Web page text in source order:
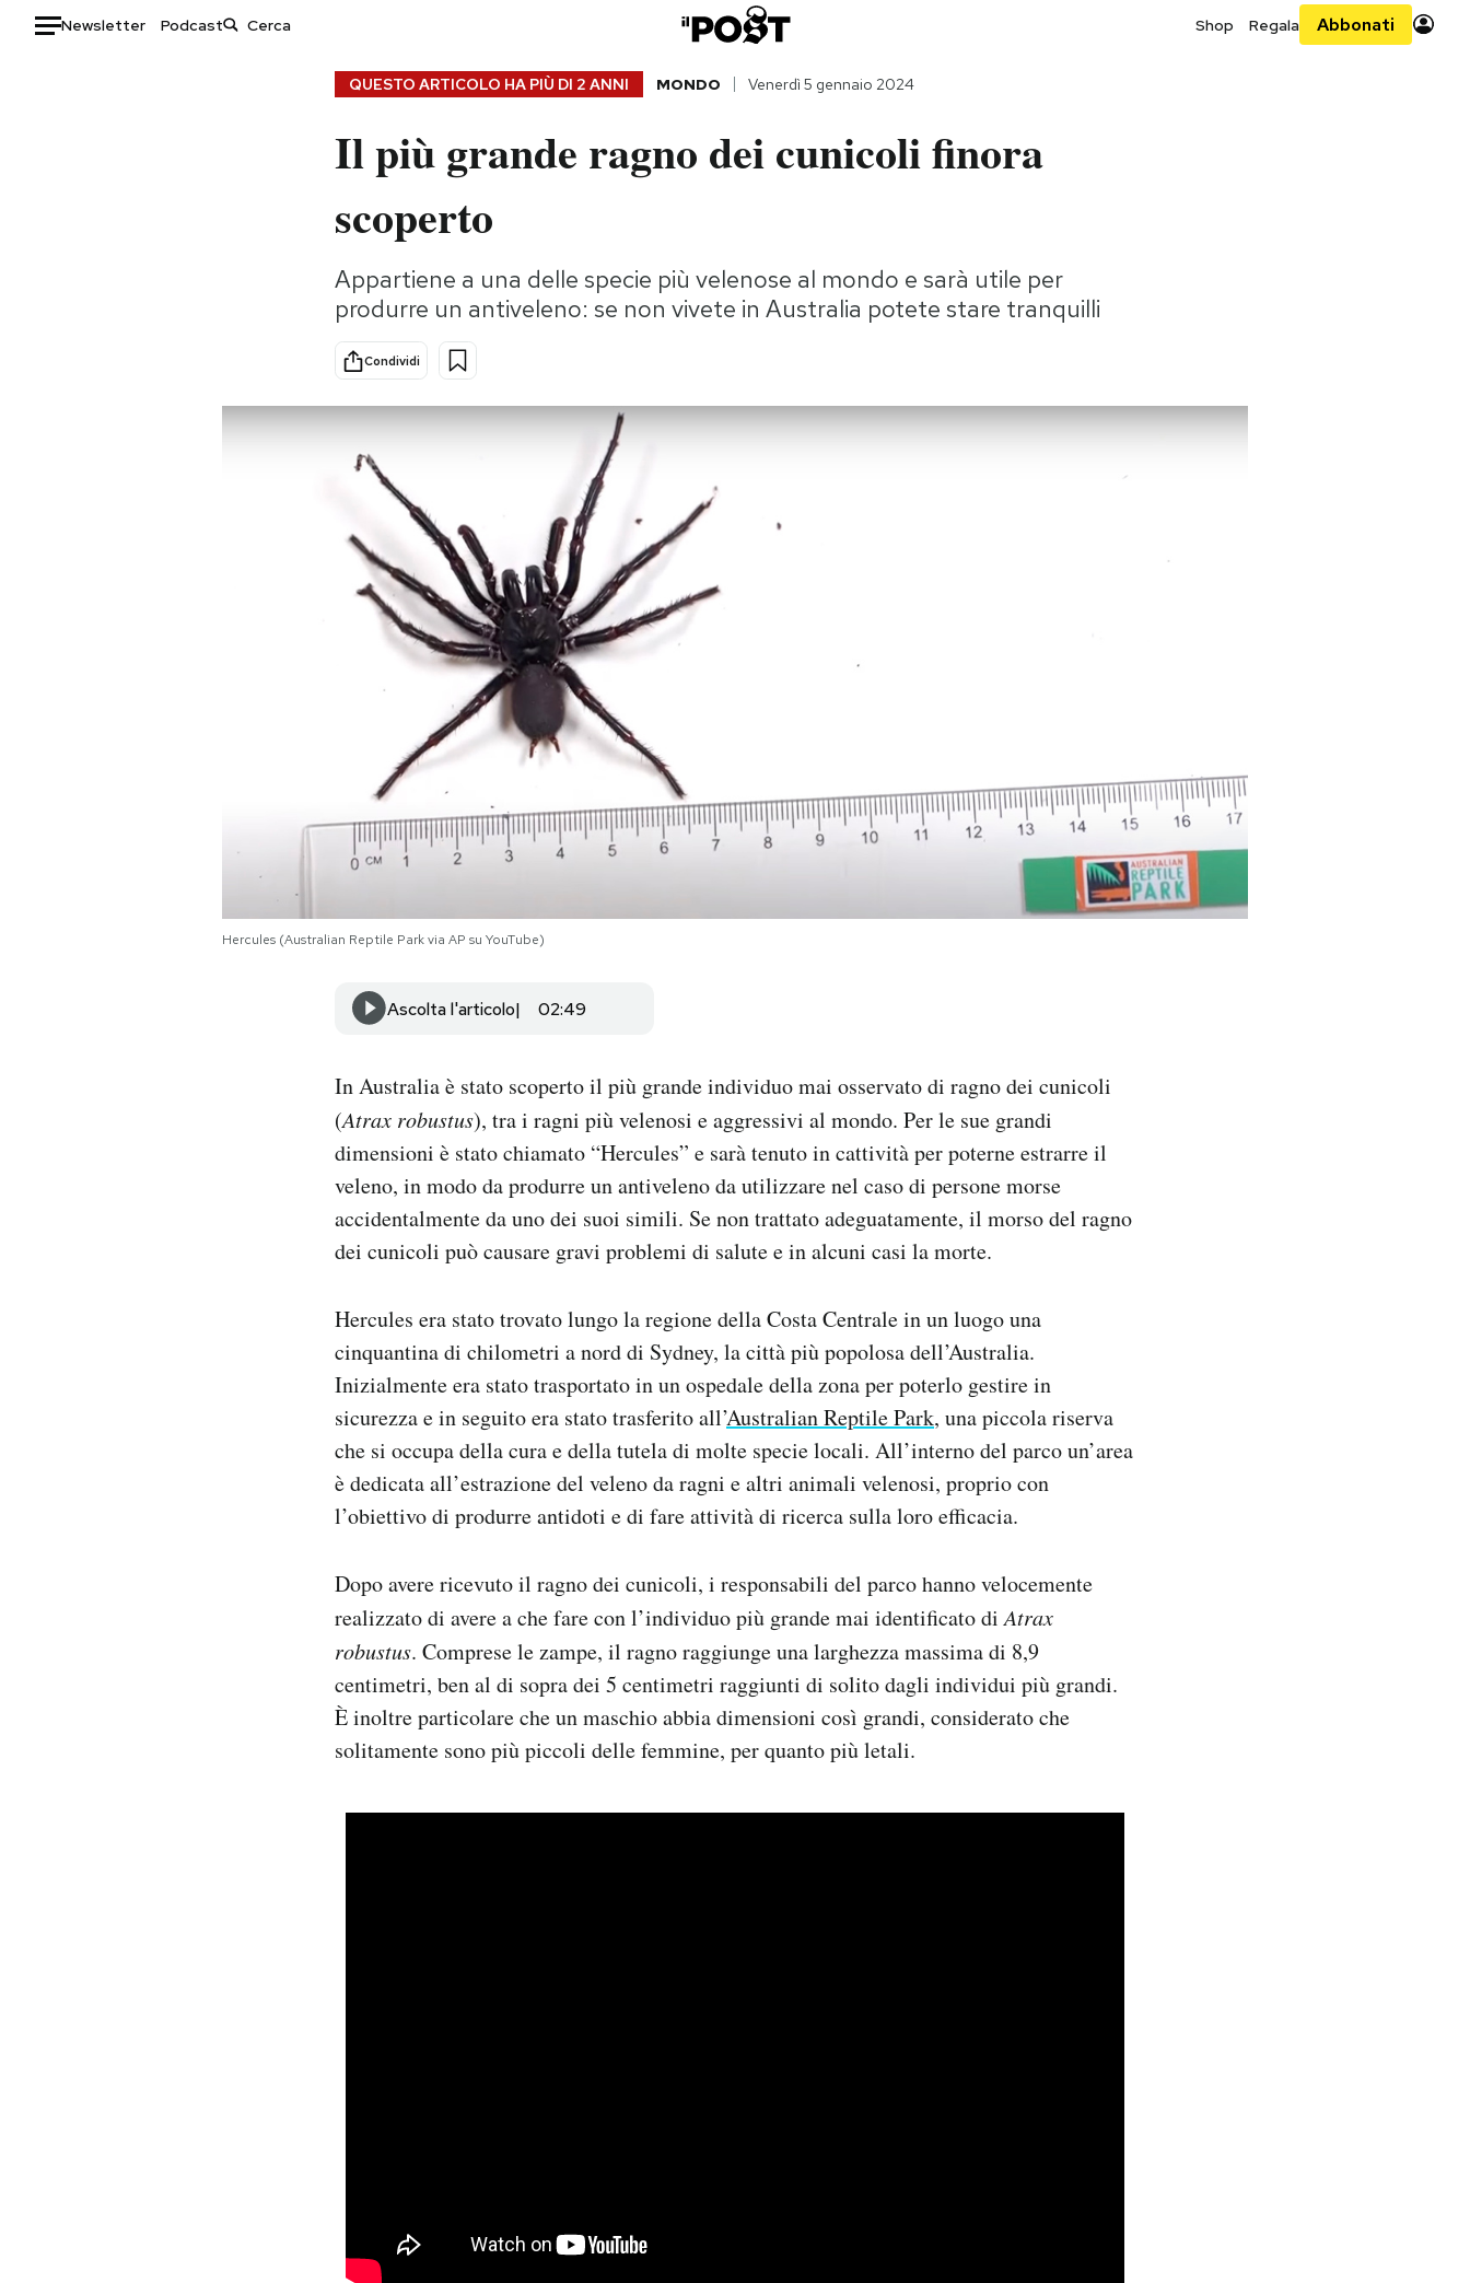
Newsletter Podcast Shop Regala Abbonati
Storie/Idee
Ok Boomer!
Altrecose
QUESTO ARTICOLO HA PIÙ DI 2 ANNI MONDO Venerdì 5 gennaio 2024
Il più grande ragno dei cunicoli finora
scoperto
Appartiene a una delle specie più velenose al mondo e sarà utile per
produrre un antiveleno: se non vivete in Australia potete stare tranquilli
Condividi
Hercules (Australian Reptile Park via AP su YouTube)
Ascolta l'articolo 02:49
In Australia è stato scoperto il più grande individuo mai osservato di ragno dei cunicoli
(Atrax robustus), tra i ragni più velenosi e aggressivi al mondo. Per le sue grandi
dimensioni è stato chiamato “Hercules” e sarà tenuto in cattività per poterne estrarre il
veleno, in modo da produrre un antiveleno da utilizzare nel caso di persone morse
accidentalmente da uno dei suoi simili. Se non trattato adeguatamente, il morso del ragno
dei cunicoli può causare gravi problemi di salute e in alcuni casi la morte.
Hercules era stato trovato lungo la regione della Costa Centrale in un luogo una
cinquantina di chilometri a nord di Sydney, la città più popolosa dell’Australia.
Inizialmente era stato trasportato in un ospedale della zona per poterlo gestire in
sicurezza e in seguito era stato trasferito all’Australian Reptile Park, una piccola riserva
che si occupa della cura e della tutela di molte specie locali. All’interno del parco un’area
è dedicata all’estrazione del veleno da ragni e altri animali velenosi, proprio con
l’obiettivo di produrre antidoti e di fare attività di ricerca sulla loro efficacia.
Dopo avere ricevuto il ragno dei cunicoli, i responsabili del parco hanno velocemente
realizzato di avere a che fare con l’individuo più grande mai identificato diAtrax
robustus. Comprese le zampe, il ragno raggiunge una larghezza massima di 8,9
centimetri, ben al di sopra dei 5 centimetri raggiunti di solito dagli individui più grandi.
È inoltre particolare che un maschio abbia dimensioni così grandi, considerato che
solitamente sono più piccoli delle femmine, per quanto più letali.